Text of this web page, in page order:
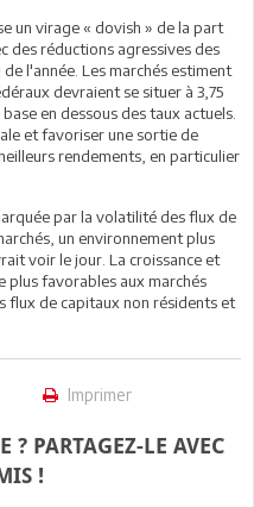
un virage « dovish » de la part
des réductions agressives des
l'année. Les marchés estiment
devraient se situer à 3,75
en dessous des taux actuels.
et favoriser une sortie de
rendements, en particulier
par la volatilité des flux de
un environnement plus
voir le jour. La croissance et
favorables aux marchés
flux de capitaux non résidents et
Imprimer
? PARTAGEZ-LE AVEC
!